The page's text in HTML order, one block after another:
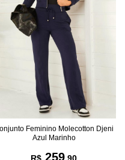
Feminino Molecotton Djeni
Azul Marinho
259